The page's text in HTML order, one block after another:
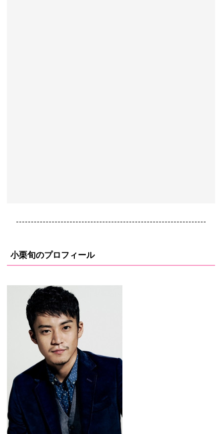
----------------------------------------------------------------
小栗旬のプロフィール